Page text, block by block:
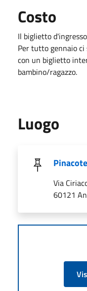
Costo
Il biglietto
Per tutto gennaio ci
con un biglietto
bambino/ragazzo.
Luogo
Via
60121